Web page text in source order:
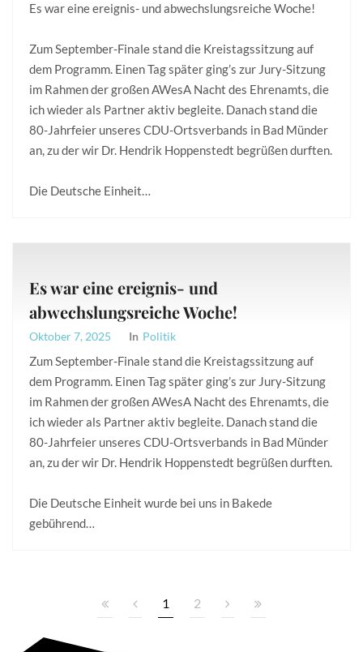
Es war eine ereignis- und abwechslungsreiche Woche!
Zum September-Finale stand die Kreistagssitzung auf
dem Programm. Einen Tag später ging’s zur Jury-Sitzung
im Rahmen der großen AWesA Nacht des Ehrenamts, die
ich wieder als Partner aktiv begleite. Danach stand die
80-Jahrfeier unseres CDU-Ortsverbands in Bad Münder
an, zu der wir Dr. Hendrik Hoppenstedt begrüßen durften.
Die Deutsche Einheit…
Es war eine ereignis- und
abwechslungsreiche Woche!
Oktober 7, 2025 In Politik
Zum September-Finale stand die Kreistagssitzung auf
dem Programm. Einen Tag später ging’s zur Jury-Sitzung
im Rahmen der großen AWesA Nacht des Ehrenamts, die
ich wieder als Partner aktiv begleite. Danach stand die
80-Jahrfeier unseres CDU-Ortsverbands in Bad Münder
an, zu der wir Dr. Hendrik Hoppenstedt begrüßen durften.
Die Deutsche Einheit wurde bei uns in Bakede
gebührend…
1 2